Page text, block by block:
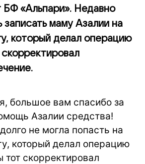
«Альпари». Недавно
маму Азалии на
который делал операцию
большое вам спасибо за
Азалии средства!
не могла попасть на
который делал операцию
тот скорректировал